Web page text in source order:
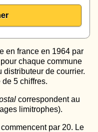
en france en 1964 par
chaque commune
de courrier.
5 chiffres.
correspondent au
limitrophes).
par 20. Le